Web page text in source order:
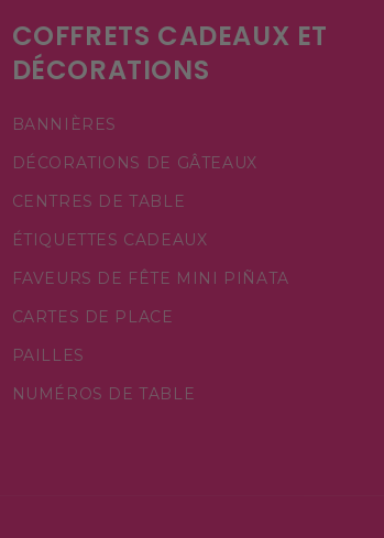
COFFRETS CADEAUX ET
DÉCORATIONS
BANNIÈRES
DÉCORATIONS DE GÂTEAUX
CENTRES DE TABLE
ÉTIQUETTES CADEAUX
FAVEURS DE FÊTE MINI PIÑATA
CARTES DE PLACE
PAILLES
NUMÉROS DE TABLE